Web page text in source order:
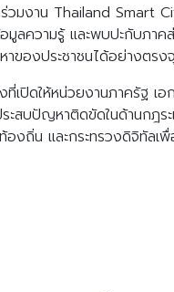
วมงาน Thailand Smart
ความรู้ และพบปะกับภาค
าของประชาชนได้อย่างตรง
ปิดให้หน่วยงานภาครัฐ เอ
สบปัญหาติดขัดในด้านกฎ
งถิ่น และกระทรวงดิจิทัลเ